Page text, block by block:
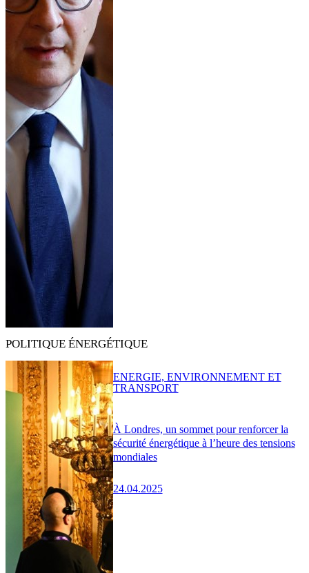
POLITIQUE ÉNERGÉTIQUE
À Londres, un sommet pour renforcer la
sécurité énergétique à l’heure des tensions
mondiales
24.04.2025
ENERGIE, ENVIRONNEMENT ET
TRANSPORT